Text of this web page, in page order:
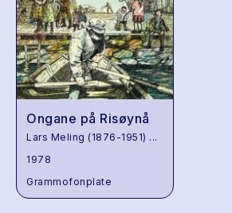
Ongane på Risøynå
Lars Meling (1876-1951) ...
1978
Grammofonplate